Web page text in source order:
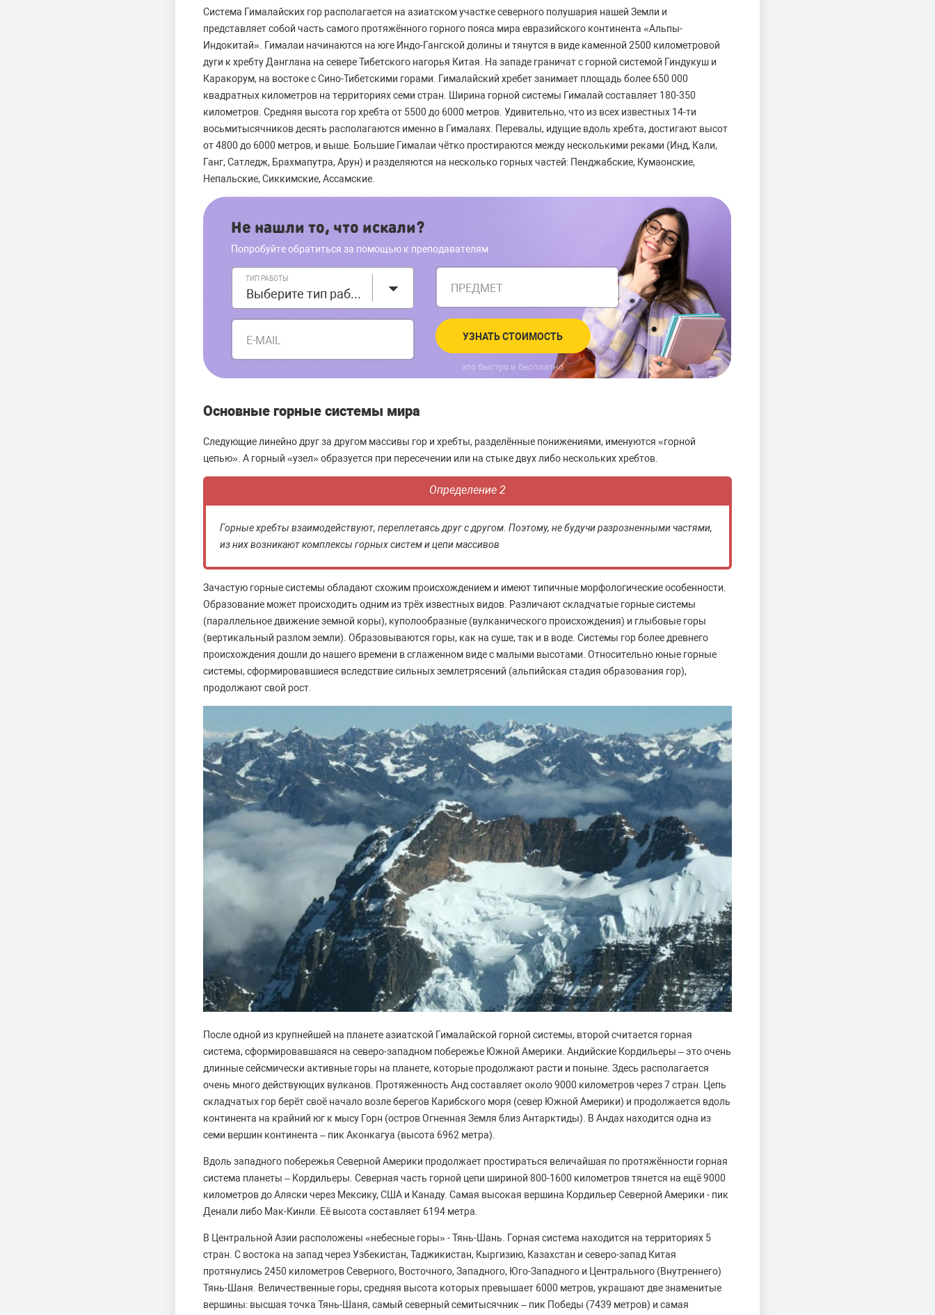
Система Гималайских гор располагается на азиатском участке северного полушария нашей Земли и
представляет собой часть самого протяжённого горного пояса мира евразийского континента «Альпы-
Индокитай». Гималаи начинаются на юге Индо-Гангской долины и тянутся в виде каменной 2500 километровой
дуги к хребту Данглана на севере Тибетского нагорья Китая. На западе граничат с горной системой Гиндукуш и
Каракорум, на востоке с Сино-Тибетскими горами. Гималайский хребет занимает площадь более 650 000
квадратных километров на территориях семи стран. Ширина горной системы Гималай составляет 180-350
километров. Средняя высота гор хребта от 5500 до 6000 метров. Удивительно, что из всех известных 14-ти
восьмитысячников десять располагаются именно в Гималаях. Перевалы, идущие вдоль хребта, достигают высот
от 4800 до 6000 метров, и выше. Большие Гималаи чётко простираются между несколькими реками (Инд, Кали,
Ганг, Сатледж, Брахмапутра, Арун) и разделяются на несколько горных частей: Пенджабские, Кумаонские,
Непальские, Сиккимские, Ассамские.
Не нашли то, что искали?
Попробуйте обратиться за помощью к преподавателям
ТИП РАБОТЫ
Выберите тип работы ПРЕДМЕТ
E-MAIL УЗНАТЬ СТОИМОСТЬ
это быстро и бесплатно
Основные горные системы мира
Следующие линейно друг за другом массивы гор и хребты, разделённые понижениями, именуются «горной
цепью». А горный «узел» образуется при пересечении или на стыке двух либо нескольких хребтов.
Определение 2
Горные хребты взаимодействуют, переплетаясь друг с другом. Поэтому, не будучи разрозненными частями,
из них возникают комплексы горных систем и цепи массивов
Зачастую горные системы обладают схожим происхождением и имеют типичные морфологические особенности.
Образование может происходить одним из трёх известных видов. Различают складчатые горные системы
(параллельное движение земной коры), куполообразные (вулканического происхождения) и глыбовые горы
(вертикальный разлом земли). Образовываются горы, как на суше, так и в воде. Системы гор более древнего
происхождения дошли до нашего времени в сглаженном виде с малыми высотами. Относительно юные горные
системы, сформировавшиеся вследствие сильных землетрясений (альпийская стадия образования гор),
продолжают свой рост.
После одной из крупнейшей на планете азиатской Гималайской горной системы, второй считается горная
система, сформировавшаяся на северо-западном побережье Южной Америки. Андийские Кордильеры – это очень
длинные сейсмически активные горы на планете, которые продолжают расти и поныне. Здесь располагается
очень много действующих вулканов. Протяженность Анд составляет около 9000 километров через 7 стран. Цепь
складчатых гор берёт своё начало возле берегов Карибского моря (север Южной Америки) и продолжается вдоль
континента на крайний юг к мысу Горн (остров Огненная Земля близ Антарктиды). В Андах находится одна из
семи вершин континента – пик Аконкагуа (высота 6962 метра).
Вдоль западного побережья Северной Америки продолжает простираться величайшая по протяжённости горная
система планеты – Кордильеры. Северная часть горной цепи шириной 800-1600 километров тянется на ещё 9000
километров до Аляски через Мексику, США и Канаду. Самая высокая вершина Кордильер Северной Америки - пик
Денали либо Мак-Кинли. Её высота составляет 6194 метра.
В Центральной Азии расположены «небесные горы» - Тянь-Шань. Горная система находится на территориях 5
стран. С востока на запад через Узбекистан, Таджикистан, Кыргизию, Казахстан и северо-запад Китая
протянулись 2450 километров Северного, Восточного, Западного, Юго-Западного и Центрального (Внутреннего)
Тянь-Шаня. Величественные горы, средняя высота которых превышает 6000 метров, украшают две знаменитые
вершины: высшая точка Тянь-Шаня, самый северный семитысячник – пик Победы (7439 метров) и самая